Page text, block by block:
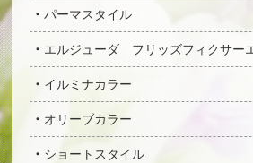
パーマスタイル
エルジューダ フリッズフィクサー
イルミナカラー
オリーブカラー
ショートスタイル